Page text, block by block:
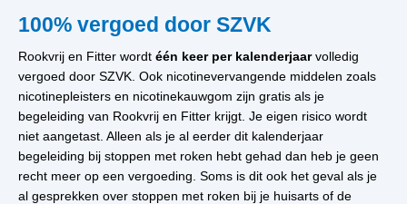
100% vergoed door SZVK
Rookvrij en Fitter wordt één keer per kalenderjaarvolledig
vergoed door SZVK. Ook nicotinevervangende middelen zoals
nicotinepleisters en nicotinekauwgom zijn gratis als je
begeleiding van Rookvrij en Fitter krijgt. Je eigen risico wordt
niet aangetast. Alleen als je al eerder dit kalenderjaar
begeleiding bij stoppen met roken hebt gehad dan heb je geen
recht meer op een vergoeding. Soms is dit ook het geval als je
al gesprekken over stoppen met roken bij je huisarts of de